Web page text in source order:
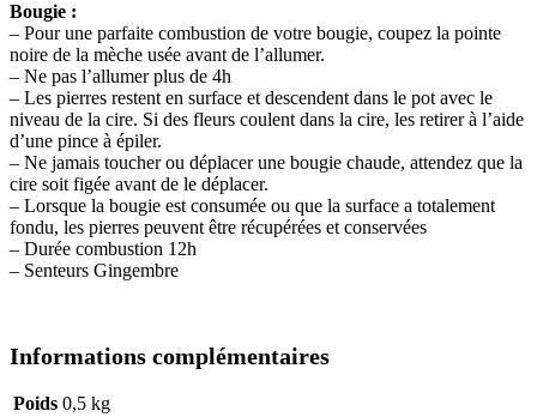
Bougie :
– Pour une parfaite combustion de votre bougie, coupez la pointe
noire de la mèche usée avant de l’allumer.
– Ne pas l’allumer plus de 4h
– Les pierres restent en surface et descendent dans le pot avec le
niveau de la cire. Si des fleurs coulent dans la cire, les retirer à l’aide
d’une pince à épiler.
– Ne jamais toucher ou déplacer une bougie chaude, attendez que la
cire soit figée avant de le déplacer.
– Lorsque la bougie est consumée ou que la surface a totalement
fondu, les pierres peuvent être récupérées et conservées
– Durée combustion 12h
– Senteurs Gingembre
Informations complémentaires
Poids 0,5 kg